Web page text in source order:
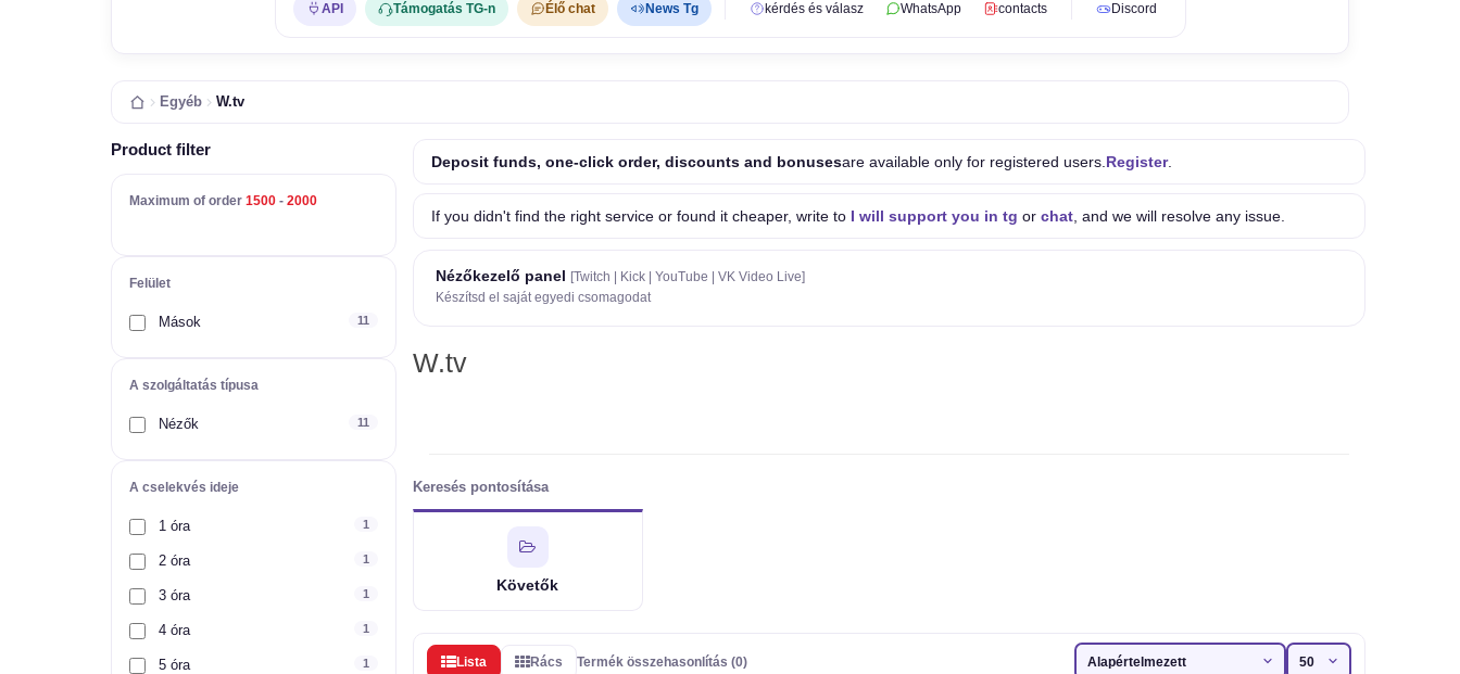
API Támogatás TG-n Élő chat News Tg kérdés és válasz WhatsApp contacts Discord
Egyéb W.tv
Product filter
Maximum of order 1500 - 2000
Felület
Mások 11
A szolgáltatás típusa
Nézők 11
A cselekvés ideje
1 óra 1
2 óra 1
3 óra 1
4 óra 1
5 óra 1
Deposit funds, one-click order, discounts and bonusesare available only for registered users. Register.
If you didn't find the right service or found it cheaper, write to I will support you in tg or chat, and we will resolve any issue.
Nézőkezelő panel [Twitch | Kick | YouTube | VK Video Live]
Készítsd el saját egyedi csomagodat
W.tv
Keresés pontosítása
Követők
Lista Rács Termék összehasonlítás (0)